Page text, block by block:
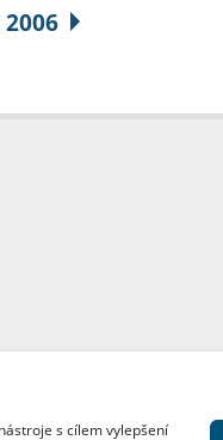
s cílem vylepšení